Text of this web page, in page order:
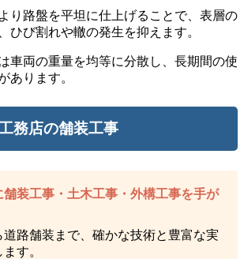
り路盤を平坦に仕上げることで、表層の
ひび割れや轍の発生を抑えます。
車両の重量を均等に分散し、長期間の使
あります。
務店の舗装工事
装工事・土木工事・外構工事を手が
道路舗装まで、確かな技術と豊富な実
す。